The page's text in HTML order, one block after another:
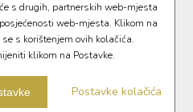
privatnosti
za javnost
s drugih, partnerskih web-mjesta
web-mjesta. Klikom na
s korištenjem ovih kolačića.
klikom na Postavke.
Postavke kolačića